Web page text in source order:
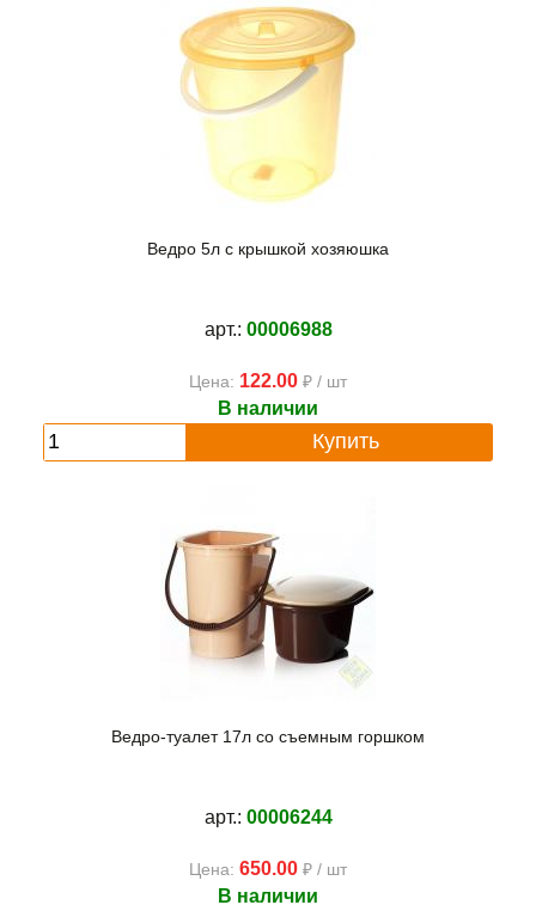
Ведро 5л с крышкой хозяюшка
арт.: 00006988
Цена: 122.00 ₽ / шт
В наличии
Купить
Ведро-туалет 17л со съемным горшком
арт.: 00006244
Цена: 650.00 ₽ / шт
В наличии